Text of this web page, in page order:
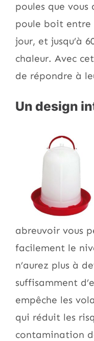
poules que vous
poule boit entre
jour, et jusqu’à
chaleur. Avec
de répondre à
Un design
abreuvoir vous
facilement le
n’aurez plus à
suffisamment
empêche les
qui réduit les
contamination